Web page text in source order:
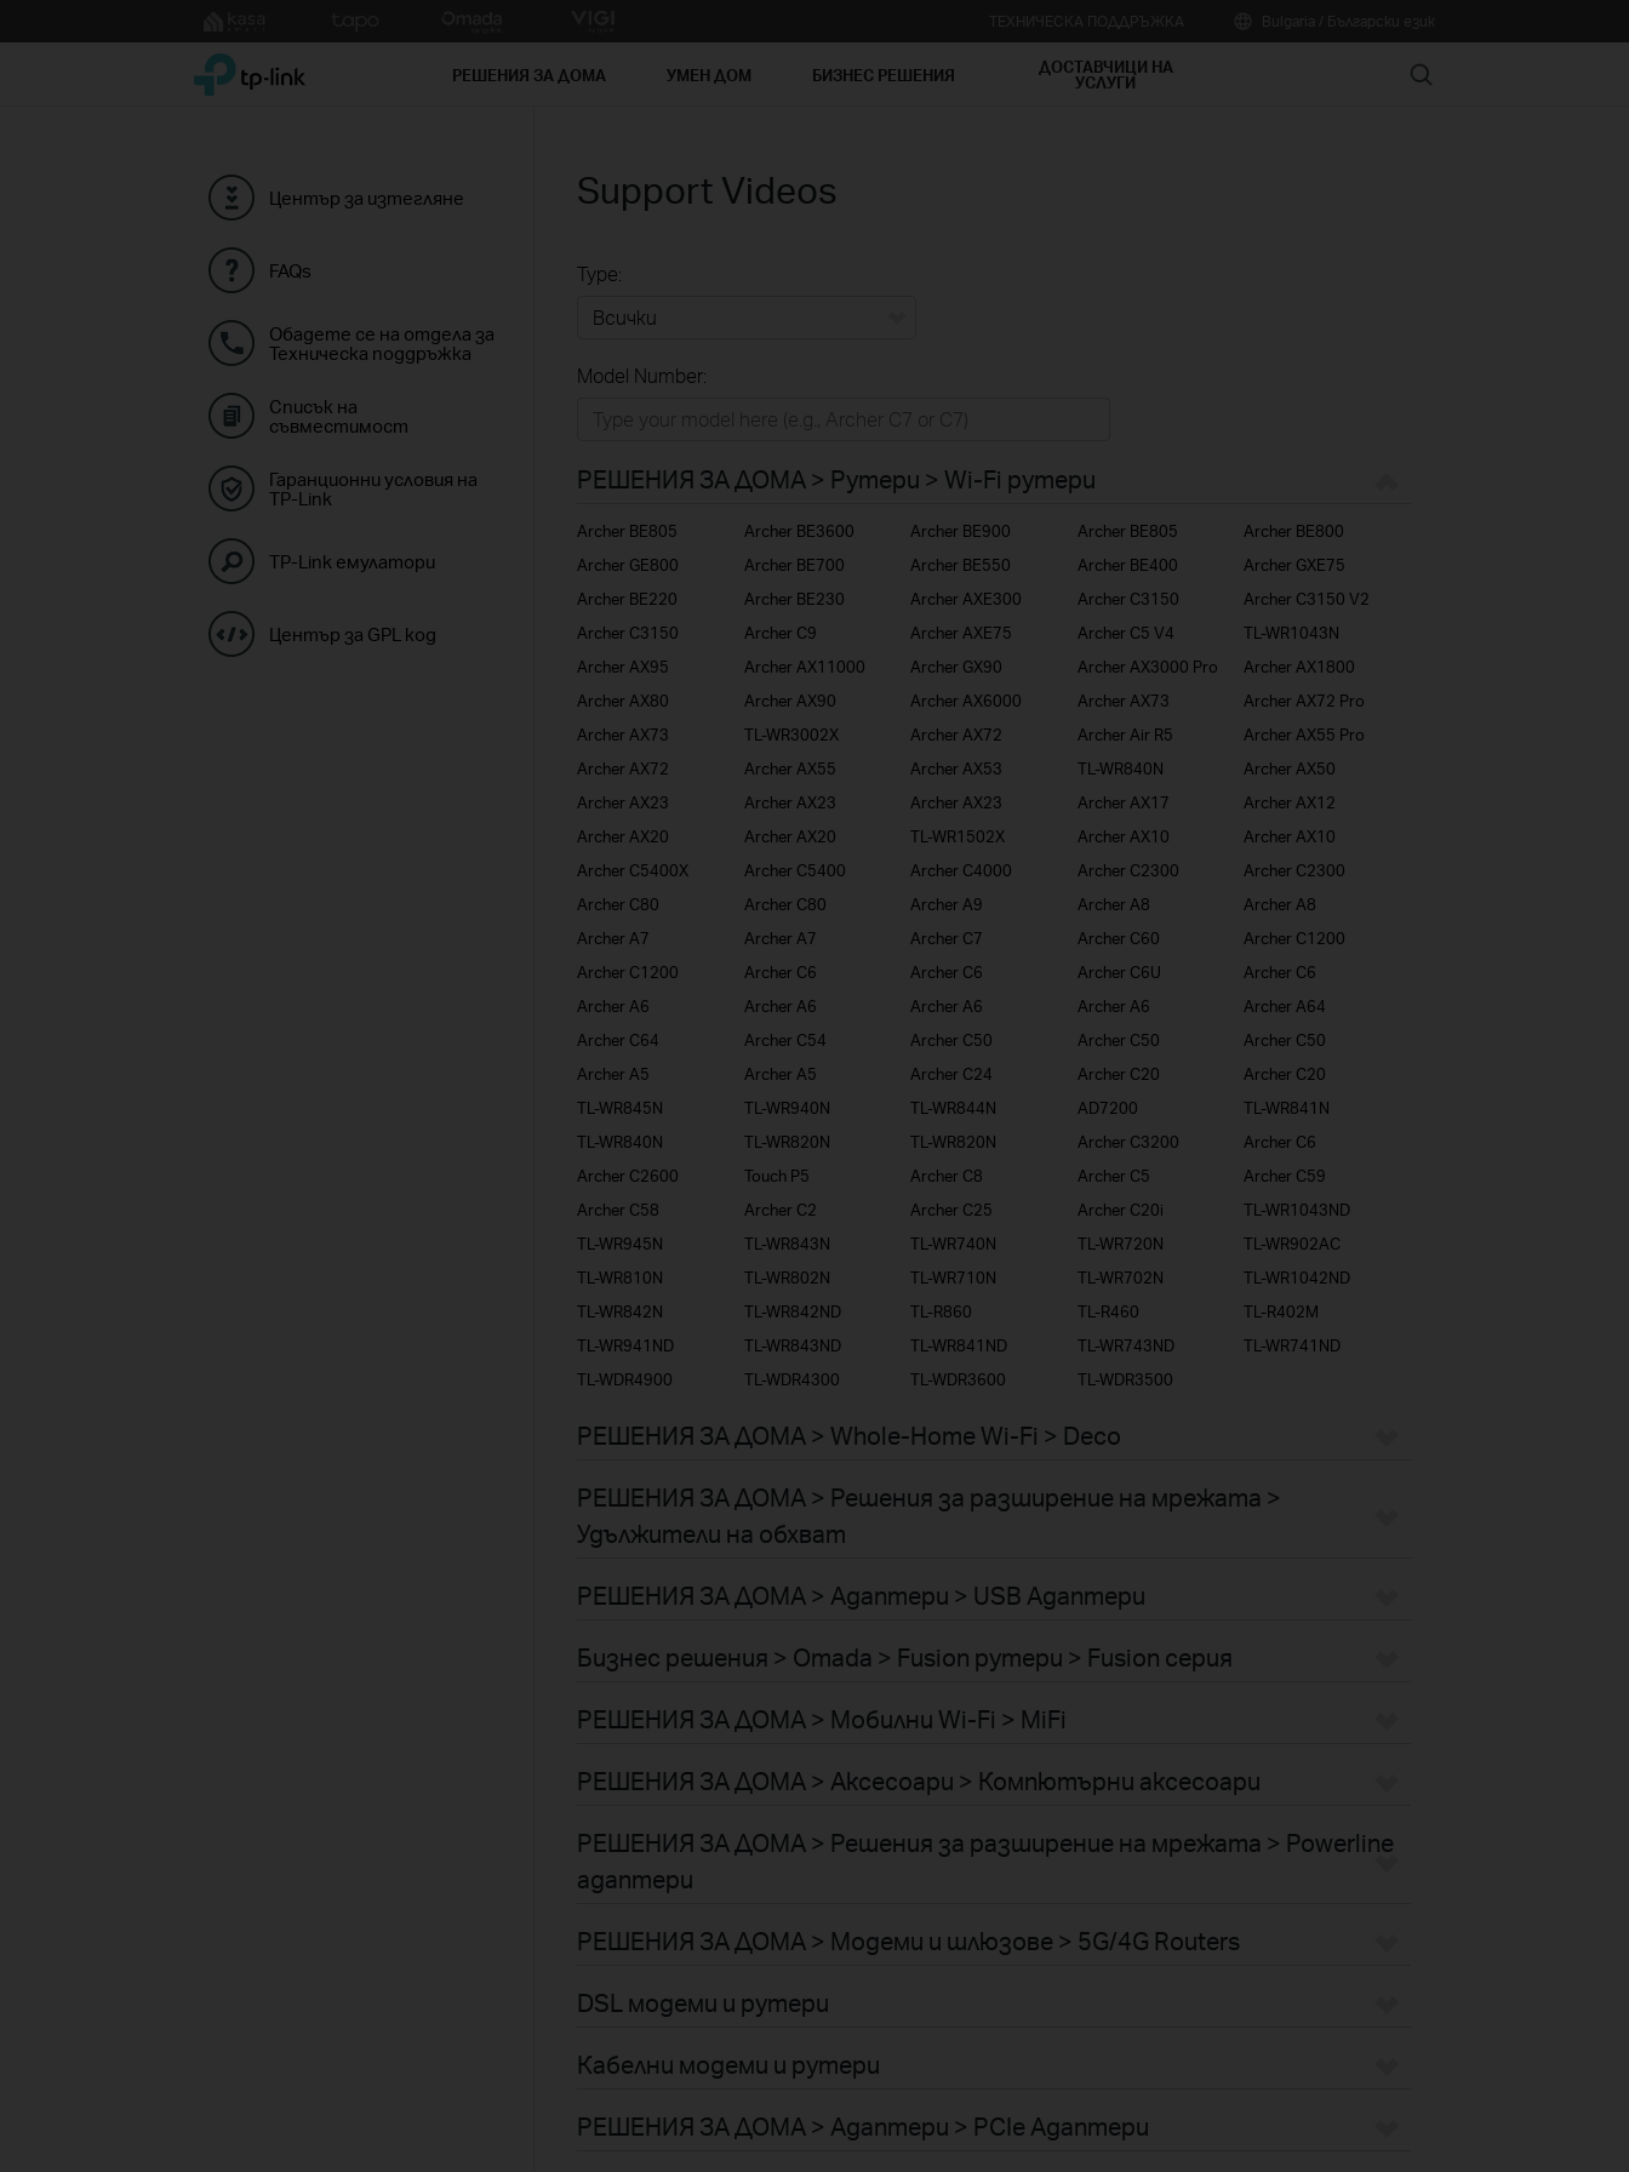
to
TP-Link, Reliably Smart РЕШЕНИЯ ЗА ДОМА УМЕН ДОМ БИЗНЕС РЕШЕНИЯ ДОСТАВЧИЦИ НА
УСЛУГИ Search
Център за изтегляне
FAQs
Обадете се на отдела за
Техническа поддръжка
Списък на
съвместимост
Гаранционни условия на
TP-Link
TP-Link емулатори
Център за GPL код
Support Videos
Type:
Бизнес решения
ДОСТАВЧИЦИ НА УСЛУГИ
Model Number:
РЕШЕНИЯ ЗА ДОМА > Рутери > Wi-Fi рутери
Archer BE805 Archer BE3600 Archer BE900 Archer BE805
Archer BE800
Archer GE800
Archer BE700 Archer BE550 Archer BE400
Archer GXE75
Archer BE220
Archer BE230 Archer AXE300 Archer C3150
Archer C3150 V2
Archer C3150
Archer C9 Archer AXE75 Archer C5 V4
TL-WR1043N
Archer AX95
Archer AX11000 Archer GX90 Archer AX3000 Pro
Archer AX1800
Archer AX80
Archer AX90 Archer AX6000 Archer AX73
Archer AX72 Pro
Archer AX73
TL-WR3002X Archer AX72 Archer Air R5
Archer AX55 Pro
Archer AX72
Archer AX55 Archer AX53 TL-WR840N
Archer AX50
Archer AX23
Archer AX23 Archer AX23 Archer AX17
Archer AX12
Archer AX20
Archer AX20 TL-WR1502X Archer AX10
Archer AX10
Archer C5400X
Archer C5400 Archer C4000 Archer C2300
Archer C2300
Archer C80
Archer C80 Archer A9 Archer A8
Archer A8
Archer A7
Archer A7 Archer C7 Archer C60
Archer C1200
Archer C1200
Archer C6 Archer C6 Archer C6U
Archer C6
Archer A6
Archer A6 Archer A6 Archer A6
Archer A64
Archer C64
Archer C54 Archer C50 Archer C50
Archer C50
Archer A5
Archer A5 Archer C24 Archer C20
Archer C20
TL-WR845N
TL-WR940N TL-WR844N AD7200
TL-WR841N
TL-WR840N
TL-WR820N TL-WR820N Archer C3200
Archer C6
Archer C2600
Touch P5 Archer C8 Archer C5
Archer C59
Archer C58
Archer C2 Archer C25 Archer C20i
TL-WR1043ND
TL-WR945N
TL-WR843N TL-WR740N TL-WR720N
TL-WR902AC
TL-WR810N
TL-WR802N TL-WR710N TL-WR702N
TL-WR1042ND
TL-WR842N
TL-WR842ND TL-R860 TL-R460
TL-R402M
TL-WR941ND
TL-WR843ND TL-WR841ND TL-WR743ND
TL-WR741ND
TL-WDR4900
TL-WDR4300 TL-WDR3600 TL-WDR3500
РЕШЕНИЯ ЗА ДОМА > Whole-Home Wi-Fi > Deco
РЕШЕНИЯ ЗА ДОМА > Решения за разширение на мрежата >
Удължители на обхват
РЕШЕНИЯ ЗА ДОМА > Адаптери > USB Адаптери
Бизнес решения > Omada > Fusion рутери > Fusion серия
РЕШЕНИЯ ЗА ДОМА > Мобилни Wi-Fi > MiFi
РЕШЕНИЯ ЗА ДОМА > Аксесоари > Компютърни аксесоари
РЕШЕНИЯ ЗА ДОМА > Решения за разширение на мрежата > Powerline
адаптери
РЕШЕНИЯ ЗА ДОМА > Модеми и шлюзове > 5G/4G Routers
DSL модеми и рутери
Кабелни модеми и рутери
РЕШЕНИЯ ЗА ДОМА > Адаптери > PCIe Адаптери